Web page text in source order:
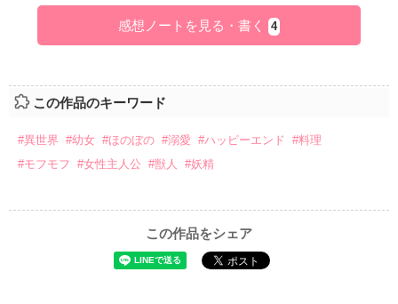
感想ノートを見る・書く 4
この作品のキーワード
#異世界 #幼女 #ほのぼの #溺愛 #ハッピーエンド
#料理
#モフモフ #女性主人公 #獣人 #妖精
この作品をシェア